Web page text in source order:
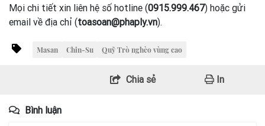
Mọi chi tiết xin liên hệ số hotline (0915.999.467) hoặc gửi
email về địa chỉ (toasoan@phaply.vn).
Masan Chin-Su Quỹ Trò nghèo vùng cao
Chia sẻ In
Bình luận